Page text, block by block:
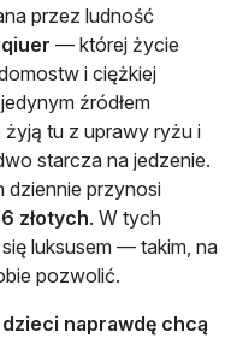
przez ludność
— której życie
i ciężkiej
źródłem
tu z uprawy ryżu i
starcza na jedzenie.
dziennie przynosi
6 złotych. W tych
luksusem — takim, na
pozwolić.
dzieci naprawdę chcą